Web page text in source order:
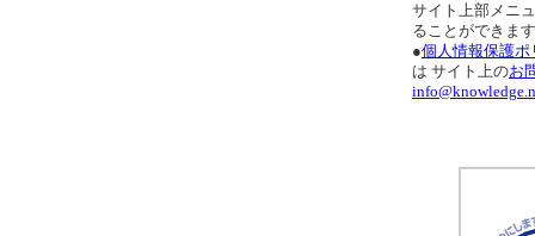
サイト上部メニ
ることができま
●個人情報保護ポ
は サイト上のお